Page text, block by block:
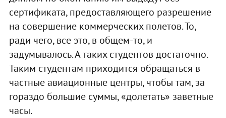
сертификата, предоставляющего разрешение
на совершение коммерческих полетов. То,
ради чего, все это, в общем-то, и
задумывалось. А таких студентов достаточно.
Таким студентам приходится обращаться в
частные авиационные центры, чтобы там, за
гораздо большие суммы, «долетать» заветные
часы.